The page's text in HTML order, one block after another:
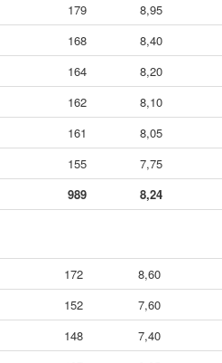
179
8,95
168
8,40
164
8,20
162
8,10
161
8,05
155
7,75
989 8,24
172
8,60
152
7,60
148
7,40